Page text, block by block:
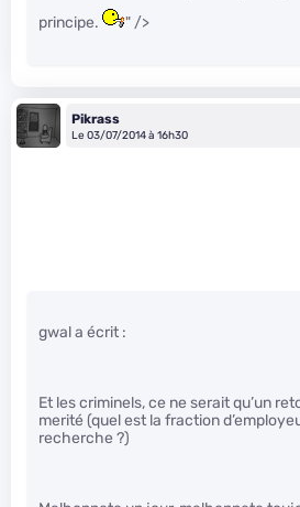
principe.
" />
Pikrass
Le 03/07/2014 à 16h30
gwal a écrit :
Et les criminels, ce ne serait qu’un
merité (quel est la fraction
recherche ?)